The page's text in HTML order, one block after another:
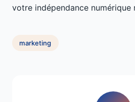
votre indépendance numérique
marketing